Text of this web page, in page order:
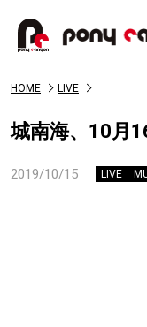
HOME LIVE
城南海、10月
2019/10/15 LIVE